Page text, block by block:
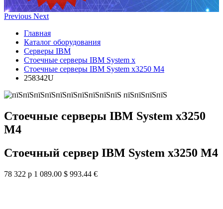
Previous Next
Главная
Каталог оборудования
Серверы IBM
Стоечные серверы IBM System x
Стоечные серверы IBM System x3250 M4
258342U
Стоечные серверы IBM System x3250
M4
Стоечный сервер IBM System x3250 M4
78 322 р 1 089.00 $ 993.44 €